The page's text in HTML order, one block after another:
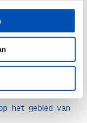
deze gaten in
overbruggen
de publieke
Zo kan het
en kunnen
slagkracht blijven
voor onze
het gebied van